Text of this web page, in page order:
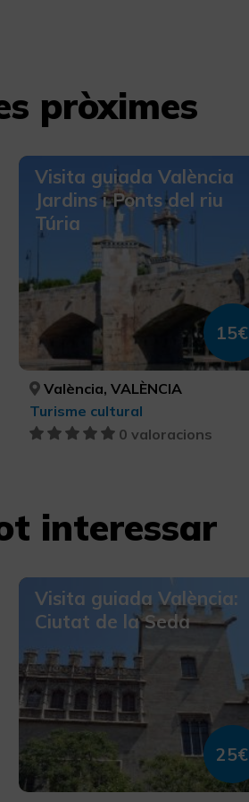
pròximes
Visita guiada València
Jardins i Ponts del riu
Túria
15€
València, VALÈNCIA
Turisme cultural
0 valoracions
interessar
Visita guiada València:
Ciutat de la Seda
25€